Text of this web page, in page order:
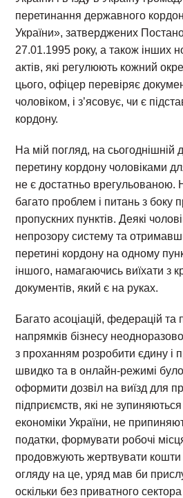
перетинання державного
України», затверджених
27.01.1995 року, а також інших
актів, які регулюють кожний
цього, офіцер перевіряє
чоловіком, і з’ясовує, чи є
кордону.
На мій погляд, на сьогоднішній
перетину кордону чоловіками
не є достатньо врегульованою.
багато проблем і питань з боку
пропускних пунктів. Деякі
непрозору систему та
перетині кордону на одному
іншого, намагаючись виїхати з
документів, який є на руках.
Багато асоціацій, федерацій та
напрямків бізнесу
з проханням розробити єдину і
швидко та в онлайн-режимі
оформити дозвіл на виїзд для
підприємств, які не зупиняються
економіки України, не
податки, формувати робочі
продовжують жертвувати
огляду на це, уряд мав би
оскільки без приватного